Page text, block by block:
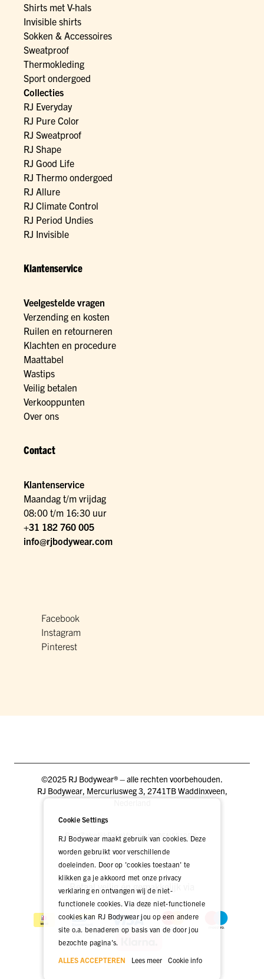
Shirts met V-hals
Invisible shirts
Sokken & Accessoires
Sweatproof
Thermokleding
Sport ondergoed
Collecties
RJ Everyday
RJ Pure Color
RJ Sweatproof
RJ Shape
RJ Good Life
RJ Thermo ondergoed
RJ Allure
RJ Climate Control
RJ Period Undies
RJ Invisible
Klantenservice
Veelgestelde vragen
Verzending en kosten
Ruilen en retourneren
Klachten en procedure
Maattabel
Wastips
Veilig betalen
Verkooppunten
Over ons
Contact
Klantenservice
Maandag t/m vrijdag
08:00 t/m 16:30 uur
+31 182 760 005
info@rjbodywear.com
Facebook
Instagram
Pinterest
©2025 RJ Bodywear® – alle rechten voorbehouden.
RJ Bodywear, Mercuriusweg 3, 2741TB Waddinxveen,
BlogZakelijkPers VacaturesDEALER LOGIN
Betaal veilig én gemakkelijk via
Cookie Settings
RJ Bodywear maakt gebruik van cookies. Deze
worden gebruikt voor verschillende
doeleinden. Door op 'cookies toestaan' te
klikken ga je akkoord met onze privacy
verklaring en ontvangen wij de niet-
functionele cookies. Via deze niet-functionele
cookies kan RJ Bodywear jou op een andere
site o.a. benaderen op basis van de door jou
bezochte pagina's.
ALLES ACCEPTEREN
Lees meer Cookie info